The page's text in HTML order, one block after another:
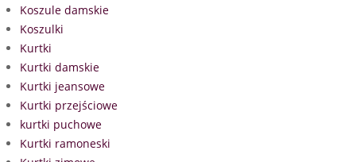
Koszule damskie
Koszulki
Kurtki
Kurtki damskie
Kurtki jeansowe
Kurtki przejściowe
kurtki puchowe
Kurtki ramoneski